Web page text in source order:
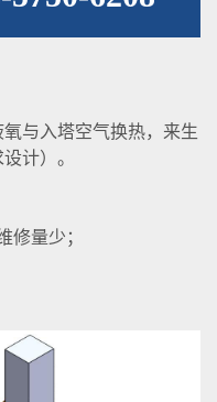
与入塔空气换热，来生
计）。
修量少；